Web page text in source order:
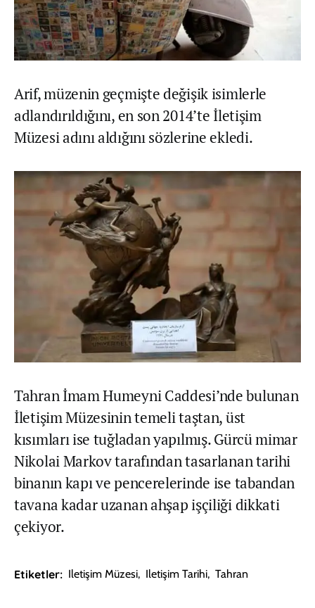
Arif, müzenin geçmişte değişik isimlerle
adlandırıldığını, en son 2014’te İletişim
Müzesi adını aldığını sözlerine ekledi.
Tahran İmam Humeyni Caddesi’nde bulunan
İletişim Müzesinin temeli taştan, üst
kısımları ise tuğladan yapılmış. Gürcü mimar
Nikolai Markov tarafından tasarlanan tarihi
binanın kapı ve pencerelerinde ise tabandan
tavana kadar uzanan ahşap işçiliği dikkati
çekiyor.
Etiketler: Iletişim Müzesi, Iletişim Tarihi, Tahran